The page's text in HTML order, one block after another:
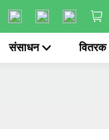
संसाधन वितरक